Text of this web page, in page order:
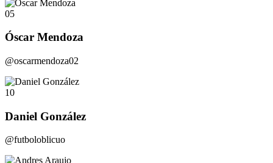
05
Óscar Mendoza
@oscarmendoza02
10
Daniel González
@futboloblicuo